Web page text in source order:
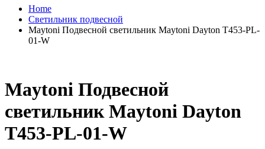
Home
Светильник подвесной
Maytoni Подвесной светильник Maytoni Dayton T453-PL-
01-W
Maytoni Подвесной
светильник Maytoni Dayton
T453-PL-01-W